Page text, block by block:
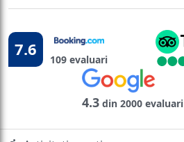
7.6 109 evaluari
4.3 din 2000 evaluari